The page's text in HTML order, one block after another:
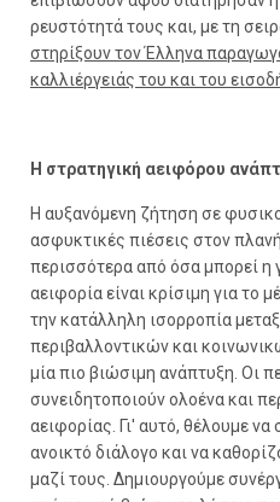
ρευστότητά τους και, με τη
στηρίξουν τον Έλληνα
καλλιέργειάς του και του
Η στρατηγική αειφόρου
Η αυξανόμενη ζήτηση σε
ασφυκτικές πιέσεις στον
περισσότερα από όσα μπορεί η
αειφορία είναι κρίσιμη για το
την κατάλληλη ισορροπία
περιβαλλοντικών και
μία πιο βιώσιμη ανάπτυξη. Οι
συνειδητοποιούν ολοένα και
αειφορίας. Γι' αυτό, θέλουμε
ανοικτό διάλογο και να
μαζί τους. Δημιουργούμε